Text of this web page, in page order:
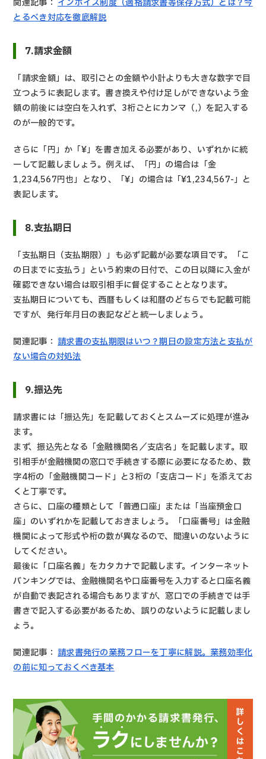
関連記事： インボイス制度（適格請求書等保存方式）とは？今
とるべき対応を徹底解説
7.請求金額
「請求金額」は、取引ごとの金額や小計よりも大きな数字で目
立つように表記します。書き換えや付け足しができないよう金
額の前後には空白を入れず、3桁ごとにカンマ（,）を記入する
のが一般的です。
さらに「円」か「¥」を書き加える必要があり、いずれかに統
一して記載しましょう。例えば、「円」の場合は「金
1,234,567円也」となり、「¥」の場合は「¥1,234,567-」と
表記します。
8.支払期日
「支払期日（支払期限）」も必ず記載が必要な項目です。「こ
の日までに支払う」という約束の日付で、この日以降に入金が
確認できない場合は取引相手に督促することとなります。
支払期日についても、西暦もしくは和暦のどちらでも記載可能
ですが、発行年月日の表記などと統一しましょう。
関連記事： 請求書の支払期限はいつ？期日の設定方法と支払が
ない場合の対処法
9.振込先
請求書には「振込先」を記載しておくとスムーズに処理が進み
ます。
まず、振込先となる「金融機関名／支店名」を記載します。取
引相手が金融機関の窓口で手続きする際に必要になるため、数
字4桁の「金融機関コード」と3桁の「支店コード」を添えてお
くと丁寧です。
さらに、口座の種類として「普通口座」または「当座預金口
座」のいずれかを記載しておきましょう。「口座番号」は金融
機関によって形式や桁の数が異なるので、間違いのないように
してください。
最後に「口座名義」をカタカナで記載します。インターネット
バンキングでは、金融機関名や口座番号を入力すると口座名義
が自動で表記される場合もありますが、窓口での手続きでは手
書きで記入する必要があるため、誤りのないように記載しまし
ょう。
関連記事： 請求書発行の業務フローを丁寧に解説。業務効率化
の前に知っておくべき基本